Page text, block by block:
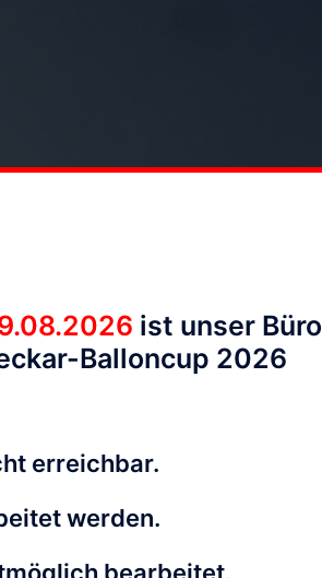
ist unser Büro
Balloncup 2026
erreichbar.
werden.
bearbeitet.